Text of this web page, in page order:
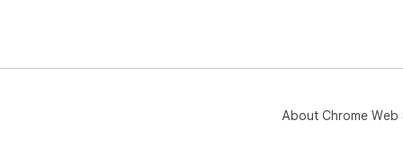
About Chrome Web